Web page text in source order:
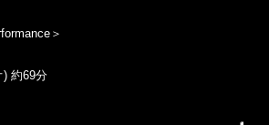
＞
) 約69分